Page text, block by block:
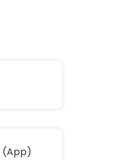
(App)